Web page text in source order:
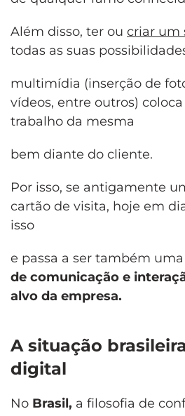
Além disso, ter ou criar um
todas as suas
multimídia (inserção de
vídeos, entre outros)
trabalho da mesma
bem diante do cliente.
Por isso, se antigamente
cartão de visita, hoje em
isso
e passa a ser também uma
de comunicação e
alvo da empresa.
A situação
digital
No Brasil, a filosofia de